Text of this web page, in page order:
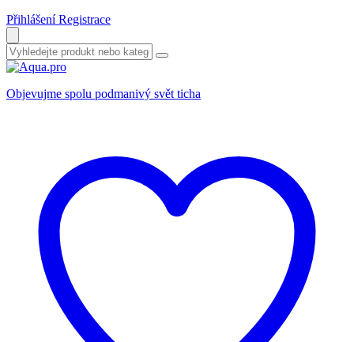
PřihlášeníRegistrace
Objevujme spolu podmanivý svět ticha